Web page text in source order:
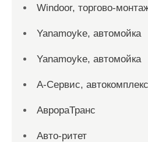
Windoor, торгово-
Yanamoyke, автомойка
Yanamoyke, автомойка
А-Сервис, автокомплекс
АврораТранс
Авто-ритет